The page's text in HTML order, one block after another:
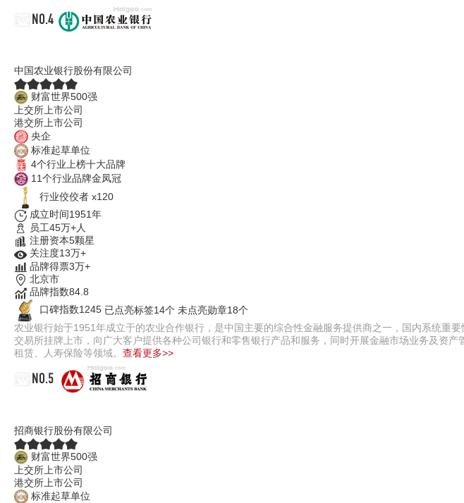
NO.4
中国农业银行股份有限公司
财富世界500强
上交所上市公司
港交所上市公司
央企
标准起草单位
4个行业上榜十大品牌
11个行业品牌金凤冠
行业佼佼者 x120
成立时间1951年
员工45万+人
注册资本5颗星
关注度13万+
品牌得票3万+
北京市
品牌指数84.8
口碑指数1245 已点亮标签14个 未点亮勋章18个
农业银行始于1951年成立于的农业合作银行，是中国主要的综合性金融服务提供商之一，国内系统重
交易所挂牌上市，向广大客户提供各种公司银行和零售银行产品和服务，同时开展金融市场业务及资
租赁、人寿保险等领域。 查看更多>>
NO.5
招商银行股份有限公司
财富世界500强
上交所上市公司
港交所上市公司
标准起草单位